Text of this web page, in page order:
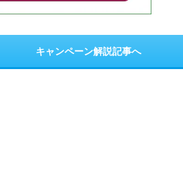
キャンペーン解説記事へ